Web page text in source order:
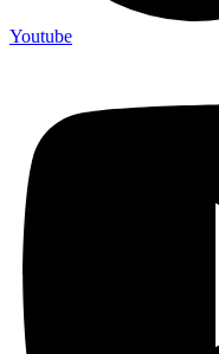
Youtube